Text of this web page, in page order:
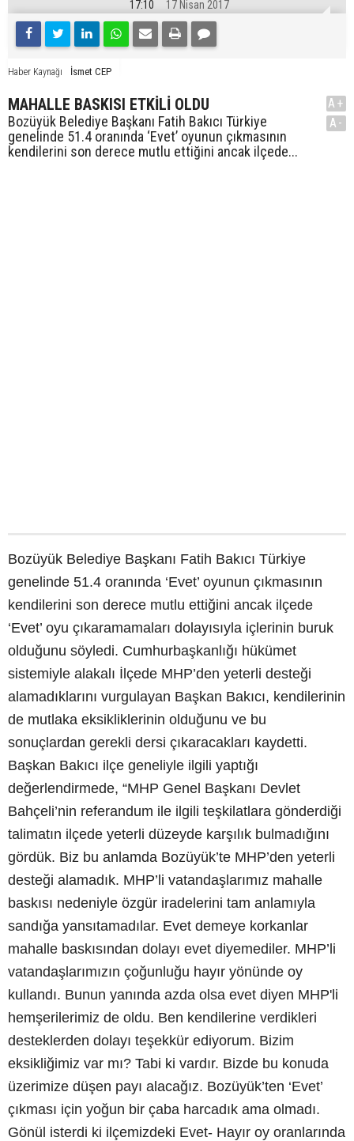
17:10 17 Nisan 2017
Haber Kaynağı İsmet CEP
MAHALLE BASKISI ETKİLİ OLDU
Bozüyük Belediye Başkanı Fatih Bakıcı Türkiye
genelinde 51.4 oranında ‘Evet’ oyunun çıkmasının
kendilerini son derece mutlu ettiğini ancak ilçede...
A+
A-
Bozüyük Belediye Başkanı Fatih Bakıcı Türkiye
genelinde 51.4 oranında ‘Evet’ oyunun çıkmasının
kendilerini son derece mutlu ettiğini ancak ilçede
‘Evet’ oyu çıkaramamaları dolayısıyla içlerinin buruk
olduğunu söyledi. Cumhurbaşkanlığı hükümet
sistemiyle alakalı İlçede MHP’den yeterli desteği
alamadıklarını vurgulayan Başkan Bakıcı, kendilerinin
de mutlaka eksikliklerinin olduğunu ve bu
sonuçlardan gerekli dersi çıkaracakları kaydetti.
Başkan Bakıcı ilçe geneliyle ilgili yaptığı
değerlendirmede, “MHP Genel Başkanı Devlet
Bahçeli’nin referandum ile ilgili teşkilatlara gönderdiği
talimatın ilçede yeterli düzeyde karşılık bulmadığını
gördük. Biz bu anlamda Bozüyük’te MHP’den yeterli
desteği alamadık. MHP’li vatandaşlarımız mahalle
baskısı nedeniyle özgür iradelerini tam anlamıyla
sandığa yansıtamadılar. Evet demeye korkanlar
mahalle baskısından dolayı evet diyemediler. MHP’li
vatandaşlarımızın çoğunluğu hayır yönünde oy
kullandı. Bunun yanında azda olsa evet diyen MHP'li
hemşerilerimiz de oldu. Ben kendilerine verdikleri
desteklerden dolayı teşekkür ediyorum. Bizim
eksikliğimiz var mı? Tabi ki vardır. Bizde bu konuda
üzerimize düşen payı alacağız. Bozüyük’ten ‘Evet’
çıkması için yoğun bir çaba harcadık ama olmadı.
Gönül isterdi ki ilçemizdeki Evet- Hayır oy oranlarında